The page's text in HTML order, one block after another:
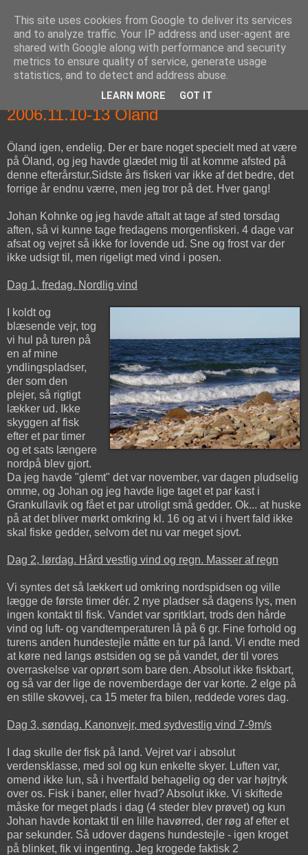
fiskedagbog.dk
Havørredfiskeri, tordenvejr og rav i (en skøn?) tre-enighed
fredag den 10. november 2006
2006.11.10-13 Öland
Öland igen, endelig. Der er bare noget specielt med at være
på Öland, og jeg havde glædet mig til at komme afsted på
denne efterårstur.Sidste års fiskeri var ikke af det bedre, det
forrige år endnu værre, men jeg tror på det. Hver gang!
Johan Kohnke og jeg havde aftalt at tage af sted torsdag
aften, så vi kunne tage fredagens morgenfiskeri. 4 dage var
afsat og vejret så ikke for lovende ud. Sne og frost var der
ikke udsigt til, men rigeligt med vind i posen.
Dag 1, fredag. Nordlig vind
I koldt og
blæsende vejr, tog
vi hul på turen på
en af mine
yndlingspladser,
der som den
plejer, så rigtigt
lækker ud. Ikke
skyggen af fisk
efter et par timer
og et sats længere
nordpå blev gjort.
Da jeg havde "glemt" det var november, var dagen pludselig
omme, og Johan og jeg havde lige taget et par kast i
Grankullavik og fået et par utroligt små gedder. Ok... at huske
på at det bliver mørkt omkring kl. 16 og at vi i hvert fald ikke
skal fiske gedder, selvom det nu var meget sjovt.
Dag 2, lørdag. Hård vestlig vind og regn. Masser af regn
Vi syntes det så lækkert ud omkring nordspidsen og ville
lægge de første timer dér. 2 nye pladser så dagens lys, men
ingen kontakt til fisk. Vandet var spritklart, trods den hårde
vind og luft- og vandtemperaturen lå på 6 gr. Fine forhold og
turens anden hundestejle måtte en tur på land. Vi endte med
at køre ned langs østsiden og se på vandet, der til vores
overraskelse var oprørt som bare den. Absolut ikke fiskbart,
og så var der lige de novemberdage der var korte. 2 elge på
en stille skovvej, ca 15 meter fra bilen, reddede vores dag.
Dag 3, søndag. Kanonvejr, med sydvestlig vind 7-9m/s
I dag skulle der fisk på land. Vejret var i absolut
verdensklasse, med sol og kun enkelte skyer. Luften var,
omend ikke lun, så i hvertfald behagelig og der var højtryk
over os. Fisk i baner, eller hvad? Absolut ikke. Vi skiftede
måske for meget plads i dag (4 steder blev prøvet) og kun
Johan havde kontakt til en lille havørred, der røg af efter et
par sekunder. Så udover dagens hundestejle - igen kroget
på blinket, fik vi ingenting. Jeg krogede faktisk 2
This site uses cookies from Google to deliver its services
and to analyze traffic. Your IP address and user-agent are
shared with Google along with performance and security
metrics to ensure quality of service, generate usage
statistics, and to detect and address abuse.
LEARN MORE GOT IT